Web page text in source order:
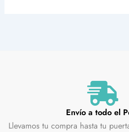
Envío a todo el
Llevamos tu compra hasta tu